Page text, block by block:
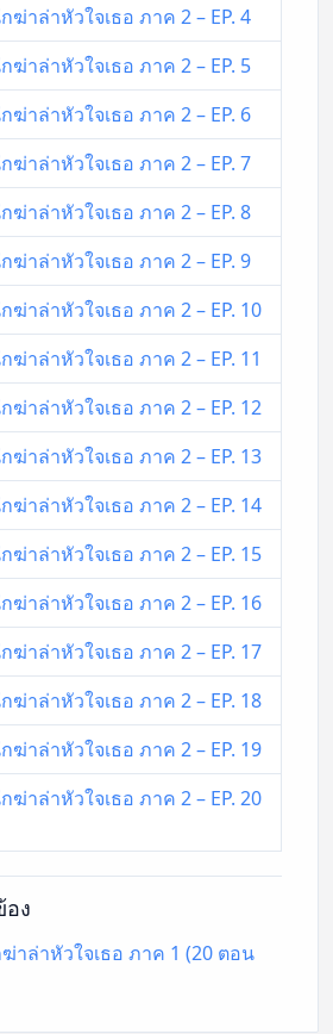
ฆ่าล่าหัวใจเธอ ภาค 2 – EP. 4
ฆ่าล่าหัวใจเธอ ภาค 2 – EP. 5
ฆ่าล่าหัวใจเธอ ภาค 2 – EP. 6
ฆ่าล่าหัวใจเธอ ภาค 2 – EP. 7
ฆ่าล่าหัวใจเธอ ภาค 2 – EP. 8
ฆ่าล่าหัวใจเธอ ภาค 2 – EP. 9
ฆ่าล่าหัวใจเธอ ภาค 2 – EP. 10
ฆ่าล่าหัวใจเธอ ภาค 2 – EP. 11
ฆ่าล่าหัวใจเธอ ภาค 2 – EP. 12
ฆ่าล่าหัวใจเธอ ภาค 2 – EP. 13
ฆ่าล่าหัวใจเธอ ภาค 2 – EP. 14
ฆ่าล่าหัวใจเธอ ภาค 2 – EP. 15
ฆ่าล่าหัวใจเธอ ภาค 2 – EP. 16
ฆ่าล่าหัวใจเธอ ภาค 2 – EP. 17
ฆ่าล่าหัวใจเธอ ภาค 2 – EP. 18
ฆ่าล่าหัวใจเธอ ภาค 2 – EP. 19
ฆ่าล่าหัวใจเธอ ภาค 2 – EP. 20
ง
าล่าหัวใจเธอ ภาค 1 (20 ตอน